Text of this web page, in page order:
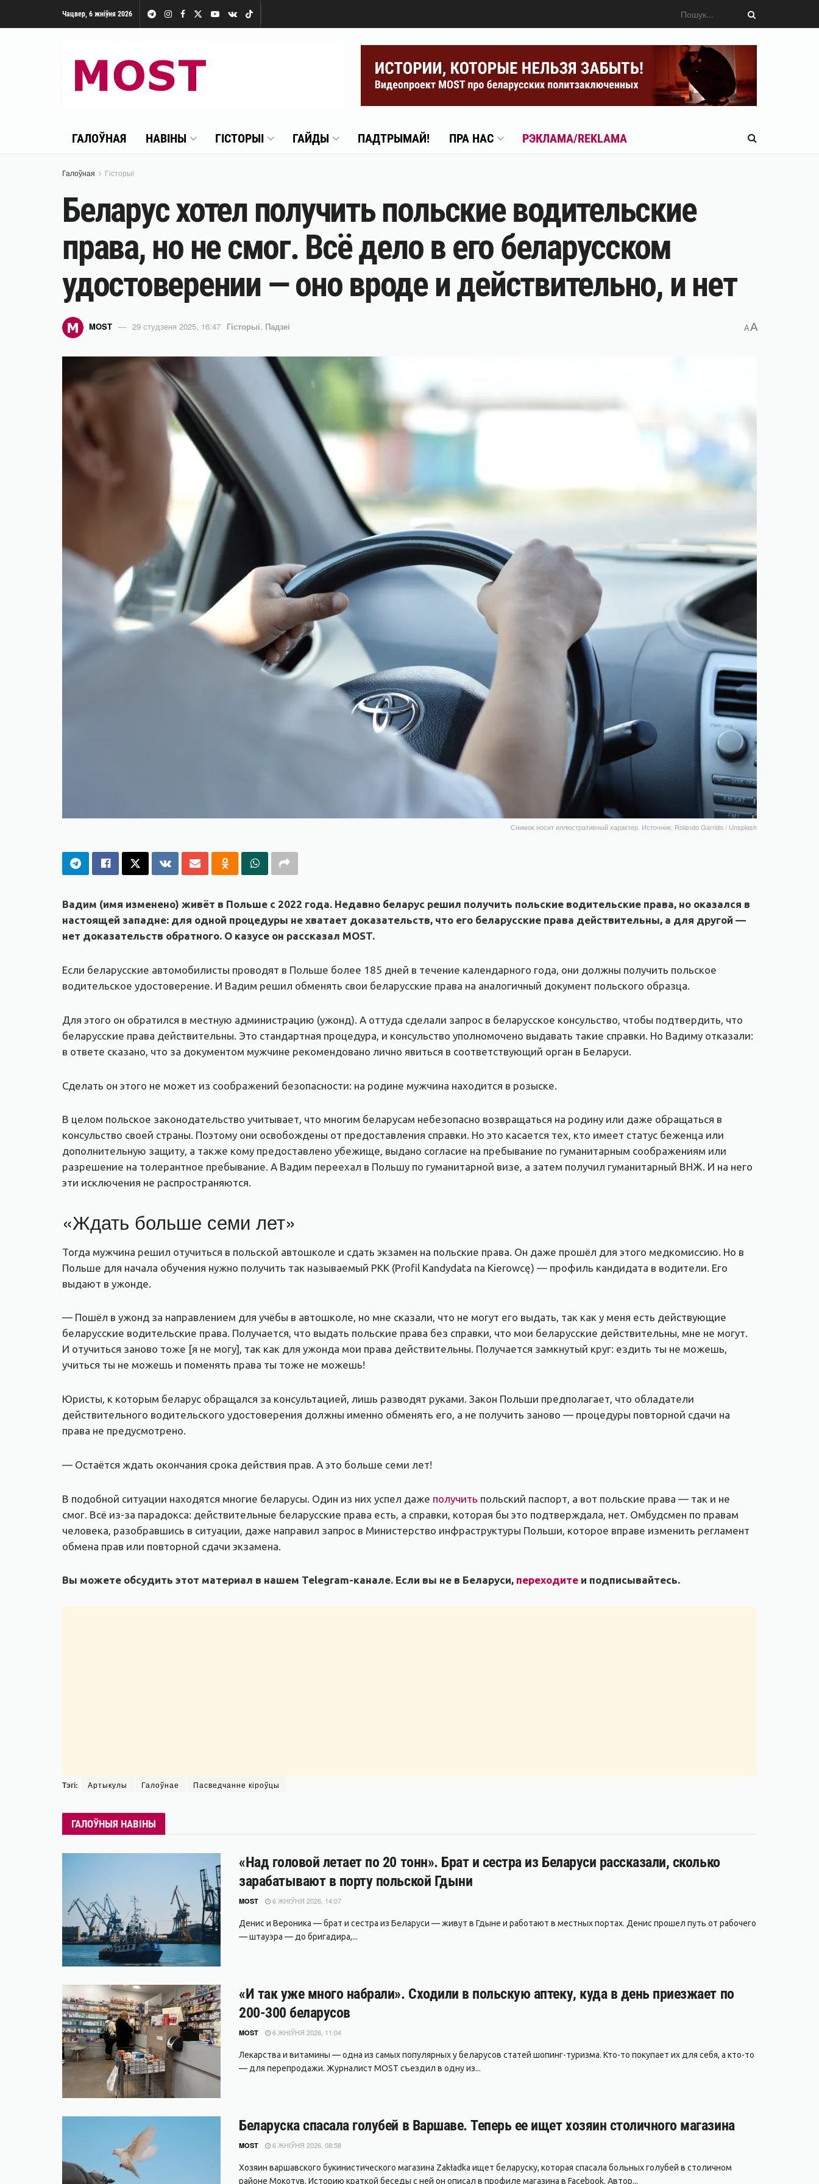
Чацвер, 6 жніўня 2026
ГАЛОЎНАЯ НАВІНЫ ГІСТОРЫІ ГАЙДЫ ПАДТРЫМАЙ! ПРА НАС РЭКЛАМА/REKLAMA
Галоўная Гісторыі
Беларус хотел получить польские водительские
права, но не смог. Всё дело в его беларусском
удостоверении — оно вроде и действительно, и нет
MOST 29 студзеня 2025, 16:47 Гісторыі, Падзеі AA
Снимок носит иллюстративный характер. Источник: Rolando Garrido / Unsplash
Вадим (имя изменено) живёт в Польше с 2022 года. Недавно беларус решил получить польские водительские права, но оказался в
настоящей западне: для одной процедуры не хватает доказательств, что его беларусские права действительны, а для другой —
нет доказательств обратного. О казусе он рассказал MOST.
Если беларусские автомобилисты проводят в Польше более 185 дней в течение календарного года, они должны получить польское
водительское удостоверение. И Вадим решил обменять свои беларусские права на аналогичный документ польского образца.
Для этого он обратился в местную администрацию (ужонд). А оттуда сделали запрос в беларусское консульство, чтобы подтвердить, что
беларусские права действительны. Это стандартная процедура, и консульство уполномочено выдавать такие справки. Но Вадиму отказали:
в ответе сказано, что за документом мужчине рекомендовано лично явиться в соответствующий орган в Беларуси.
Сделать он этого не может из соображений безопасности: на родине мужчина находится в розыске.
В целом польское законодательство учитывает, что многим беларусам небезопасно возвращаться на родину или даже обращаться в
консульство своей страны. Поэтому они освобождены от предоставления справки. Но это касается тех, кто имеет статус беженца или
дополнительную защиту, а также кому предоставлено убежище, выдано согласие на пребывание по гуманитарным соображениям или
разрешение на толерантное пребывание. А Вадим переехал в Польшу по гуманитарной визе, а затем получил гуманитарный ВНЖ. И на него
эти исключения не распространяются.
«Ждать больше семи лет»
Тогда мужчина решил отучиться в польской автошколе и сдать экзамен на польские права. Он даже прошёл для этого медкомиссию. Но в
Польше для начала обучения нужно получить так называемый PKK (Profil Kandydata na Kierowcę) — профиль кандидата в водители. Его
выдают в ужонде.
— Пошёл в ужонд за направлением для учёбы в автошколе, но мне сказали, что не могут его выдать, так как у меня есть действующие
беларусские водительские права. Получается, что выдать польские права без справки, что мои беларусские действительны, мне не могут.
И отучиться заново тоже [я не могу], так как для ужонда мои права действительны. Получается замкнутый круг: ездить ты не можешь,
учиться ты не можешь и поменять права ты тоже не можешь!
Юристы, к которым беларус обращался за консультацией, лишь разводят руками. Закон Польши предполагает, что обладатели
действительного водительского удостоверения должны именно обменять его, а не получить заново — процедуры повторной сдачи на
права не предусмотрено.
— Остаётся ждать окончания срока действия прав. А это больше семи лет!
В подобной ситуации находятся многие беларусы. Один из них успел даже получить польский паспорт, а вот польские права — так и не
смог. Всё из-за парадокса: действительные беларусские права есть, а справки, которая бы это подтверждала, нет. Омбудсмен по правам
человека, разобравшись в ситуации, даже направил запрос в Министерство инфраструктуры Польши, которое вправе изменить регламент
обмена прав или повторной сдачи экзамена.
Вы можете обсудить этот материал в нашем Telegram-канале. Если вы не в Беларуси, переходите и подписывайтесь.
Тэгі: Артыкулы Галоўнае Пасведчанне кіроўцы
ГАЛОЎНЫЯ НАВІНЫ
«Над головой летает по 20 тонн». Брат и сестра из Беларуси рассказали, сколько
зарабатывают в порту польской Гдыни
MOST 6 ЖНІЎНЯ 2026, 14:07
Денис и Вероника — брат и сестра из Беларуси — живут в Гдыне и работают в местных портах. Денис прошел путь от рабочего
— штауэра — до бригадира,...
«И так уже много набрали». Сходили в польскую аптеку, куда в день приезжает по
200-300 беларусов
MOST 6 ЖНІЎНЯ 2026, 11:04
Лекарства и витамины — одна из самых популярных у беларусов статей шопинг-туризма. Кто-то покупает их для себя, а кто-то
— для перепродажи. Журналист MOST съездил в одну из...
Беларуска спасала голубей в Варшаве. Теперь ее ищет хозяин столичного магазина
MOST 6 ЖНІЎНЯ 2026, 08:58
Хозяин варшавского букинистического магазина Zakładka ищет беларуску, которая спасала больных голубей в столичном
районе Мокотув. Историю краткой беседы с ней он описал в профиле магазина в Facebook. Автор...